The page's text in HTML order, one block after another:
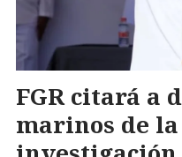
FGR citará a
marinos de